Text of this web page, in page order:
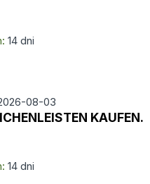
14 dni
08-03
KAUFEN.
14 dni